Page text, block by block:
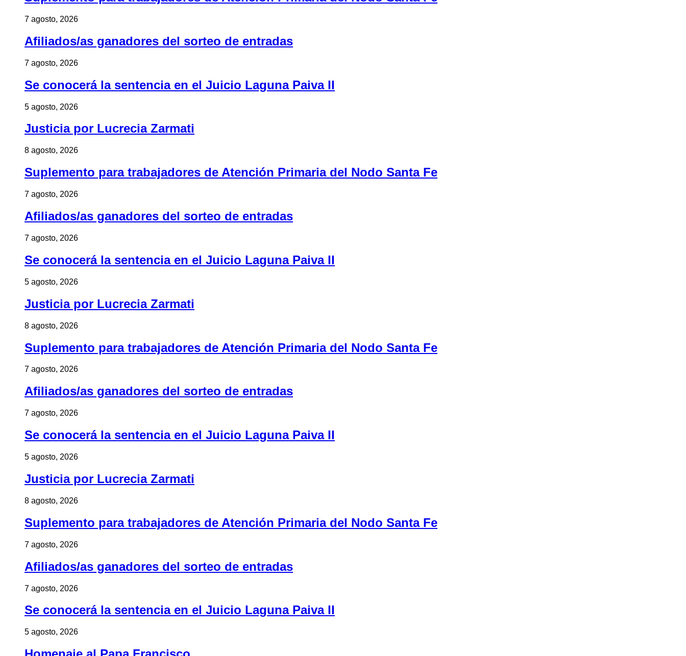
7 agosto, 2026
Afiliados/as ganadores del sorteo de entradas
7 agosto, 2026
Se conocerá la sentencia en el Juicio Laguna Paiva II
5 agosto, 2026
Justicia por Lucrecia Zarmati
8 agosto, 2026
Suplemento para trabajadores de Atención Primaria del Nodo Santa Fe
7 agosto, 2026
Afiliados/as ganadores del sorteo de entradas
7 agosto, 2026
Se conocerá la sentencia en el Juicio Laguna Paiva II
5 agosto, 2026
Justicia por Lucrecia Zarmati
8 agosto, 2026
Suplemento para trabajadores de Atención Primaria del Nodo Santa Fe
7 agosto, 2026
Afiliados/as ganadores del sorteo de entradas
7 agosto, 2026
Se conocerá la sentencia en el Juicio Laguna Paiva II
5 agosto, 2026
Justicia por Lucrecia Zarmati
8 agosto, 2026
Suplemento para trabajadores de Atención Primaria del Nodo Santa Fe
7 agosto, 2026
Afiliados/as ganadores del sorteo de entradas
7 agosto, 2026
Se conocerá la sentencia en el Juicio Laguna Paiva II
5 agosto, 2026